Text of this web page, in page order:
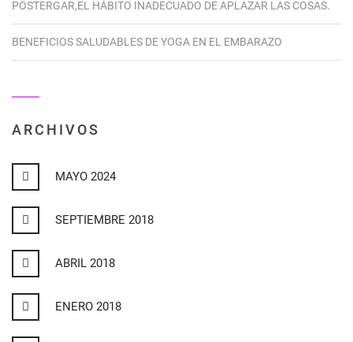
POSTERGAR,EL HÁBITO INADECUADO DE APLAZAR LAS COSAS.
BENEFICIOS SALUDABLES DE YOGA EN EL EMBARAZO
ARCHIVOS
MAYO 2024
SEPTIEMBRE 2018
ABRIL 2018
ENERO 2018